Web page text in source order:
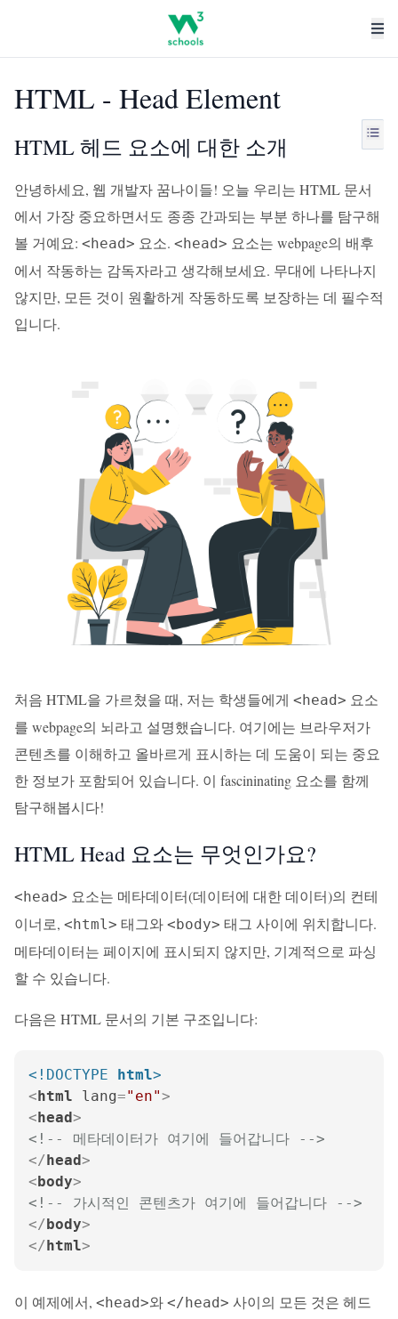
HTML - Head Element
HTML 헤드 요소에 대한 소개
안녕하세요, 웹 개발자 꿈나이들! 오늘 우리는 HTML 문서
에서 가장 중요하면서도 종종 간과되는 부분 하나를 탐구해
볼 거예요: <head> 요소. <head> 요소는 webpage의 배후
에서 작동하는 감독자라고 생각해보세요. 무대에 나타나지
않지만, 모든 것이 원활하게 작동하도록 보장하는 데 필수적
입니다.
처음 HTML을 가르쳤을 때, 저는 학생들에게 <head> 요소
를 webpage의 뇌라고 설명했습니다. 여기에는 브라우저가
콘텐츠를 이해하고 올바르게 표시하는 데 도움이 되는 중요
한 정보가 포함되어 있습니다. 이 fascininating 요소를 함께
탐구해봅시다!
HTML Head 요소는 무엇인가요?
<head> 요소는 메타데이터(데이터에 대한 데이터)의 컨테
이너로, <html> 태그와 <body> 태그 사이에 위치합니다.
메타데이터는 페이지에 표시되지 않지만, 기계적으로 파싱
할 수 있습니다.
다음은 HTML 문서의 기본 구조입니다:
<!DOCTYPE html>
<html lang="en">
<head>
<!-- 메타데이터가 여기에 들어갑니다 -->
</head>
<body>
<!-- 가시적인 콘텐츠가 여기에 들어갑니다 -->
</body>
</html>
이 예제에서, <head>와 </head> 사이의 모든 것은 헤드